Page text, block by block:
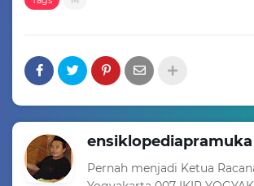
ensiklopediapramuka
Pernah menjadi Ketua